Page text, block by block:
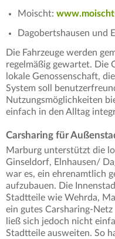
Moischt:
Dagobertshausen und
Die Fahrzeuge werden
regelmäßig gewartet. Die
lokale Genossenschaft,
System soll
Nutzungsmöglichkeiten
einfach in den Alltag
Carsharing für
Marburg unterstützt die
Ginseldorf, Elnhausen/
war es, ein ehrenamtlich
aufzubauen. Die
Stadtteile wie Wehrda,
ein gutes Carsharing-
ließ sich jedoch nicht
Stadtteile ausweiten. So